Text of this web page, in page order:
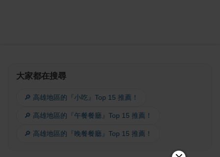
大家都在搜尋
🔎 高雄地區的『小吃』Top 15 推薦！
🔎 高雄地區的『午餐餐廳』Top 15 推薦！
🔎 高雄地區的『晚餐餐廳』Top 15 推薦！